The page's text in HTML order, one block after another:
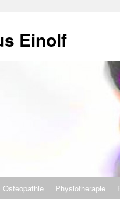
Einolf
Osteopathie Physiotherapie